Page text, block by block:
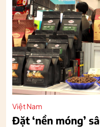
Việt Nam
Đặt ‘nền móng’